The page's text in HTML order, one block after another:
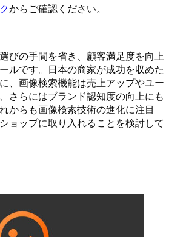
からご確認ください。
びの手間を省き、顧客満足度を向上
ルです。日本の商家が成功を収めた
、画像検索機能は売上アップやユー
さらにはブランド認知度の向上にも
からも画像検索技術の進化に注目
ョップに取り入れることを検討して